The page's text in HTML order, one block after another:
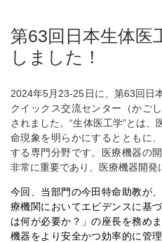
第63回日本生体医
しました！
2024年5月 23-25日に、第63回日
クイックス交流センター（かご
されました。“生体医工学”とは
命現象を明らかにするとともに
する専門分野です。医療機器の
非常に重要であり、医療機器開発
今回、当部門の今田特命助教が
療機関においてエビデンスに基
は何が必要か？」の座長を務め
機器をより安全かつ効率的に管